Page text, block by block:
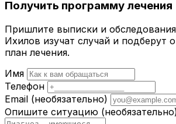
Получить программу лечения
Пришлите выписки и
Ихилов изучат случай и подберут
план лечения.
Имя
Телефон
Email (необязательно)
Опишите ситуацию